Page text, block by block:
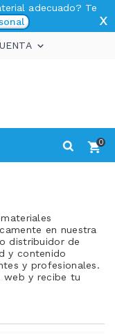
adecuado? Te
x

0
en nuestra
distribuidor de
y contenido
y profesionales.
web y recibe tu